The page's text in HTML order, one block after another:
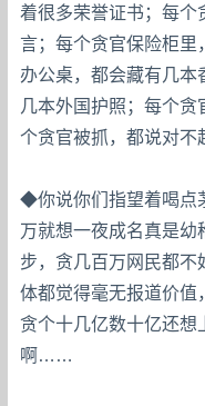
着很多荣誉证书；每个
言；每个贪官保险柜里
办公桌，都会藏有几本
几本外国护照；每个
个贪官被抓，都说对不
◆你说你们指望着喝点
万就想一夜成名真是幼
步，贪几百万网民都不
体都觉得毫无报道价值
贪个十几亿数十亿还想
啊……